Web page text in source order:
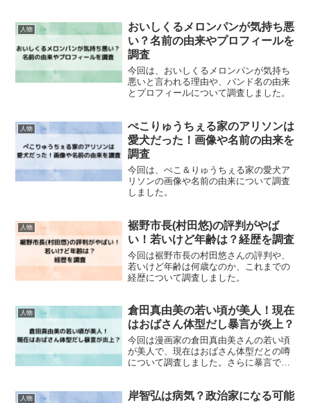
人物
おいしくるメロンパンが気持ち悪
い？名前の由来やプロフィールを
調査
今回は、おいしくるメロンパンが気持ち
悪いと言われる理由や、バンド名の由来
とプロフィールについて調査しました。
人物
ぺこりゅうちぇる家のアリソンは
愛犬だった！画像や名前の由来を
調査
今回は、ぺこ＆りゅうちぇる家の愛犬ア
リソンの画像や名前の由来について調査
しました。
人物
裾野市長(村田悠)の評判がやば
い！若いけど年齢は？経歴を調査
今回は裾野市長の村田悠さんの評判や、
若いけど年齢は何歳なのか、これまでの
経歴について調査しました。
人物
倉田真由美の若い頃が美人！現在
はおばさん体型だし暴言が炎上？
今回は漫画家の倉田真由美さんの若い頃
が美人で、現在はおばさん体型だとの噂
について調査しました。さらに暴言で炎
人物
岸智弘は病気？政治家になる可能